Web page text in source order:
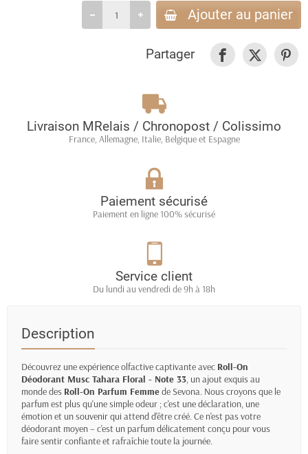
Ajouter au panier
Partager
Livraison MRelais / Chronopost / Colissimo
France, Allemagne, Italie, Belgique et Espagne
Paiement sécurisé
Paiement en ligne 100% sécurisé
Service client
Du lundi au vendredi de 9h à 18h
Description
Découvrez une expérience olfactive captivante avec Roll-On
Déodorant Musc Tahara Floral - Note 33, un ajout exquis au
monde des Roll-On Parfum Femmede Sevona. Nous croyons que le
parfum est plus qu'une simple odeur ; c'est une déclaration, une
émotion et un souvenir qui attend d'être créé. Ce n'est pas votre
déodorant moyen – c'est un parfum délicatement conçu pour vous
faire sentir confiante et rafraîchie toute la journée.